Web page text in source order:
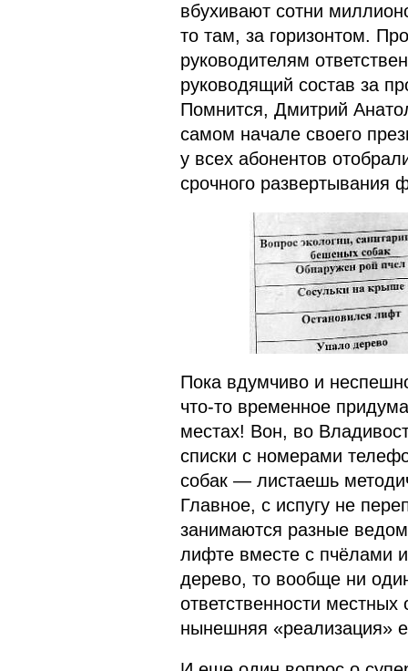
вбухивают сотни
то там, за горизонтом.
руководителям
руководящий состав за
Помнится, Дмитрий
самом начале своего
у всех абонентов
срочного развертывания
Пока вдумчиво и
что-то временное
местах! Вон, во
списки с номерами
собак — листаешь
Главное, с испугу не
занимаются разные
лифте вместе с пчёлами
дерево, то вообще ни
ответственности
нынешняя «реализация»